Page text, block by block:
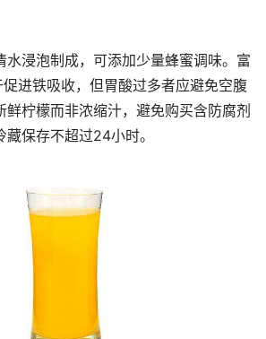
水浸泡制成，可添加少量蜂蜜调味。富
进铁吸收，但胃酸过多者应避免空腹
鲜柠檬而非浓缩汁，避免购买含防腐剂
保存不超过24小时。